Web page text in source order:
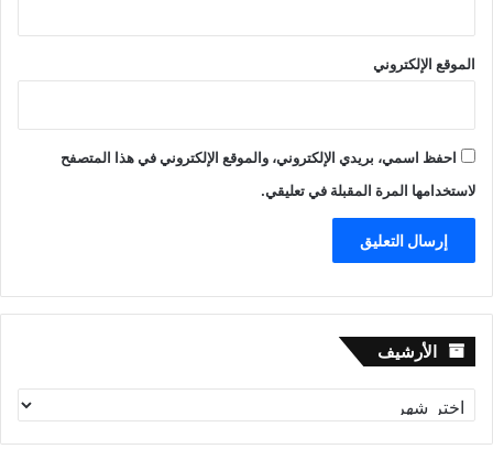
الموقع الإلكتروني
احفظ اسمي، بريدي الإلكتروني، والموقع الإلكتروني في هذا المتصفح
لاستخدامها المرة المقبلة في تعليقي.
الأرشيف الأرشيف